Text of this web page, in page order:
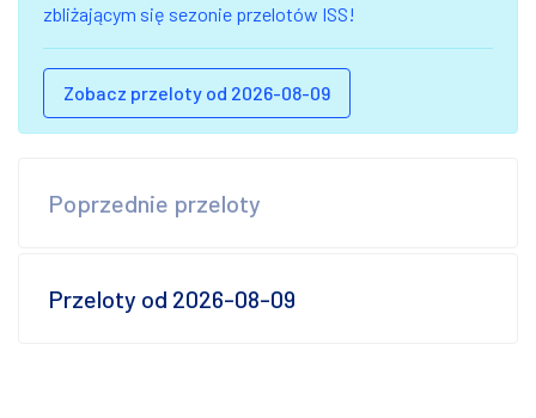
zbliżającym się sezonie przelotów ISS!
Zobacz przeloty od 2026-08-09
Poprzednie przeloty
Przeloty od 2026-08-09